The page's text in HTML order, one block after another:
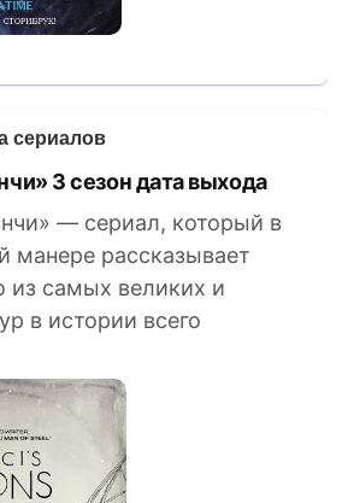
сериалов
3 сезон дата выхода
— сериал, который в
манере рассказывает
из самых великих и
в истории всего